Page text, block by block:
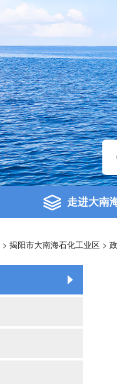
走进大南
> 揭阳市大南海石化工业区 >